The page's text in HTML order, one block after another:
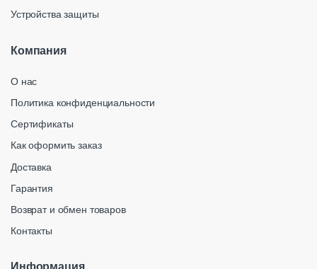
Устройства защиты
Компания
О нас
Политика конфиденциальности
Сертификаты
Как оформить заказ
Доставка
Гарантия
Возврат и обмен товаров
Контакты